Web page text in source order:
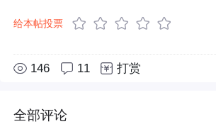
给本帖投票
146 11 打赏
全部评论